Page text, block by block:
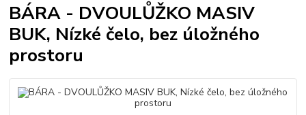
BÁRA - DVOULŮŽKO MASIV
BUK, Nízké čelo, bez úložného
prostoru